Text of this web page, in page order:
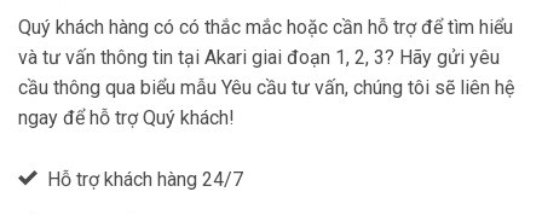
Quý khách hàng có có thắc mắc hoặc cần hỗ trợ để tìm hiểu
và tư vấn thông tin tại Akari giai đoạn 1, 2, 3? Hãy gửi yêu
cầu thông qua biểu mẫu Yêu cầu tư vấn, chúng tôi sẽ liên hệ
ngay để hỗ trợ Quý khách!
Hỗ trợ khách hàng 24/7